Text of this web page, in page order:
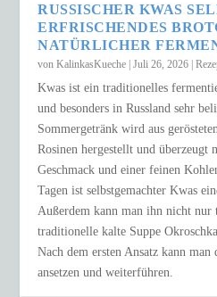
RUSSISCHER KWAS
ERFRISCHENDES
NATÜRLICHER
vonKalinkasKueche |Juli 26, 2026 |
Kwas ist ein traditionelles
und besonders in Russland sehr
Sommergetränk wird aus
Rosinen hergestellt und überzeugt
Geschmack und einer feinen
Tagen ist selbstgemachter Kwas
Außerdem kann man ihn nicht
traditionelle kalte Suppe
Nach dem ersten Ansatz kann
ansetzen und weiterführen.